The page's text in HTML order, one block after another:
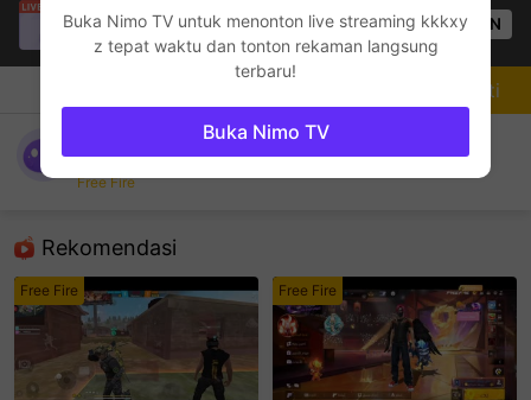
Kledi.1 sedang siaran langsung!
Free Fire
13 Penonton OPEN
kkkxy z's Live Channel
kkkxy z
Free Fire
Rekomendasi
Free Fire Free Fire
Mengikuti
Buka Nimo TV untuk menonton live streaming kkkxy
z tepat waktu dan tonton rekaman langsung
terbaru!
Buka Nimo TV